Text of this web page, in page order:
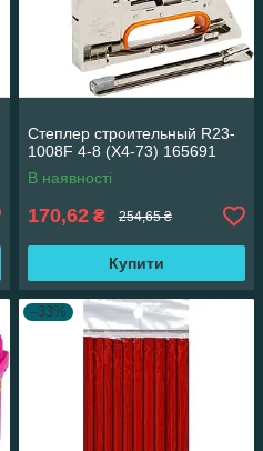
Степлер строительный R23-
1008F 4-8 (X4-73) 165691
В наявності
170,62 ₴ 254,65 ₴
Купити
–33%